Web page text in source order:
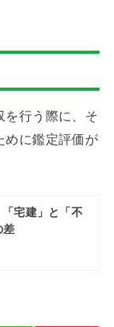
を行う際に、そ
めに鑑定評価が
「宅建」と「不
差